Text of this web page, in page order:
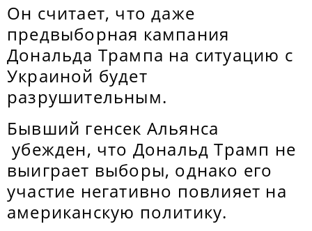
Он считает, что даже
предвыборная кампания
Дональда Трампа на ситуацию с
Украиной будет
разрушительным.
Бывший генсек Альянса
убежден, что Дональд Трамп не
выиграет выборы, однако его
участие негативно повлияет на
американскую политику.